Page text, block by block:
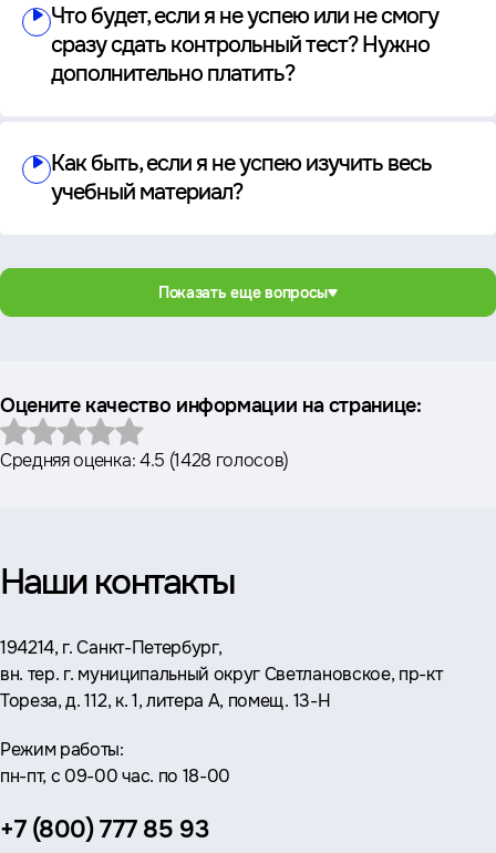
Что будет, если я не успею или не смогу
сразу сдать контрольный тест? Нужно
дополнительно платить?
Как быть, если я не успею изучить весь
учебный материал?
Показать еще вопросы
Оцените качество информации на странице:
Средняя оценка:4.5 (1428 голосов)
Наши контакты
Адрес:
194214, г. Санкт-Петербург,
вн. тер. г. муниципальный округ Светлановское, пр-кт
Тореза, д. 112, к. 1, литера А, помещ. 13-Н
Режим работы:
пн-пт, с 09-00 час. по 18-00
Телефон:
+7 (800) 777 85 93